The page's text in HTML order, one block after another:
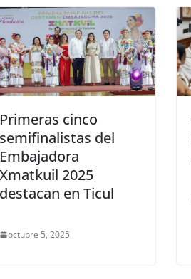
Primeras cinco
semifinalistas del
Embajadora
Xmatkuil 2025
destacan en Ticul
octubre 5, 2025